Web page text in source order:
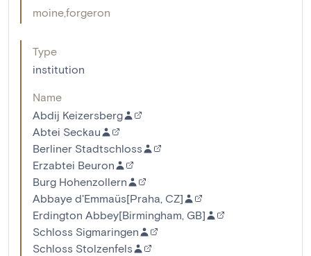
moineforgeron
Type
institution
Name
Abdij Keizersberg
Abtei Seckau
Berliner Stadtschloss
Erzabtei Beuron
Burg Hohenzollern
Abbaye d'Emmaüs[Praha, CZ]
Erdington Abbey[Birmingham, GB]
Schloss Sigmaringen
Schloss Stolzenfels